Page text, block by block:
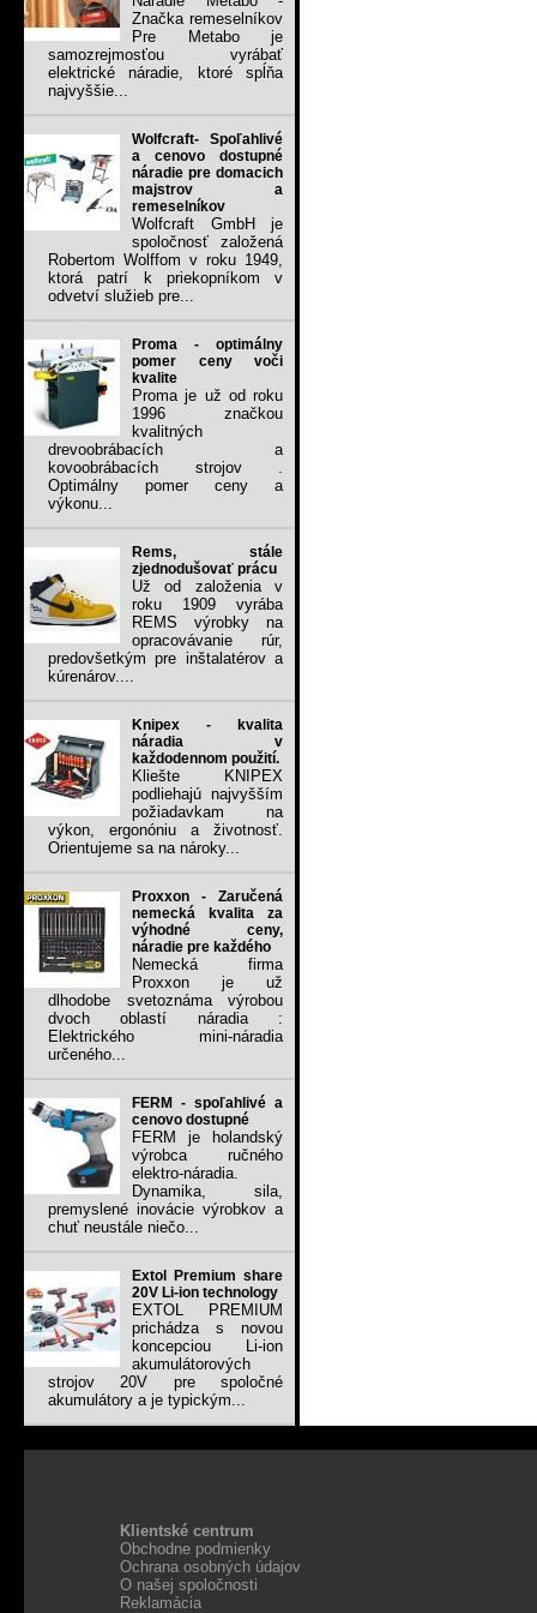
Značka remeselníkov
Pre Metabo je
samozrejmosťou vyrábať
elektrické náradie, ktoré spĺňa
najvyššie...
Wolfcraft- Spoľahlivé
a cenovo dostupné
náradie pre domacich
majstrov a
remeselníkov
Wolfcraft GmbH je
spoločnosť založená
Robertom Wolffom v roku 1949,
ktorá patrí k priekopníkom v
odvetví služieb pre...
Proma - optimálny
pomer ceny voči
kvalite
Proma je už od roku
1996 značkou
kvalitných
drevoobrábacích a
kovoobrábacích strojov .
Optimálny pomer ceny a
výkonu...
Rems, stále
zjednodušovať prácu
Už od založenia v
roku 1909 vyrába
REMS výrobky na
opracovávanie rúr,
predovšetkým pre inštalatérov a
kúrenárov....
Knipex - kvalita
náradia v
každodennom použití.
Kliešte KNIPEX
podliehajú najvyšším
požiadavkam na
výkon, ergonóniu a životnosť.
Orientujeme sa na nároky...
Proxxon - Zaručená
nemecká kvalita za
výhodné ceny,
náradie pre každého
Nemecká firma
Proxxon je už
dlhodobe svetoznáma výrobou
dvoch oblastí náradia :
Elektrického mini-náradia
určeného...
FERM - spoľahlivé a
cenovo dostupné
FERM je holandský
výrobca ručného
elektro-náradia.
Dynamika, sila,
premyslené inovácie výrobkov a
chuť neustále niečo...
Extol Premium share
20V Li-ion technology
EXTOL PREMIUM
prichádza s novou
koncepciou Li-ion
akumulátorových
strojov 20V pre spoločné
akumulátory a je typickým...
Klientské centrum
Obchodne podmienky
Ochrana osobných údajov
O našej spoločnosti
Reklamácia